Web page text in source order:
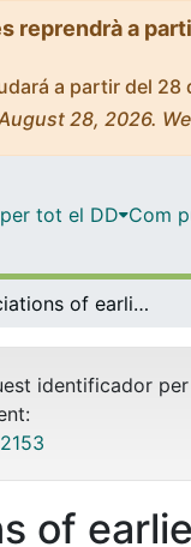
a
a partir del
28, 2026.
tot el DD Com
The associations of earlier trauma exposures and history of mental disorders with PTSD after subsequent traumas
identificador per
of